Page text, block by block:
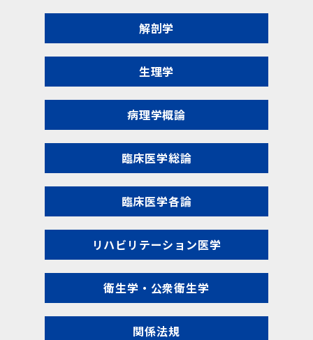
解剖学
生理学
病理学概論
臨床医学総論
臨床医学各論
リハビリテーション医学
衛生学・公衆衛生学
関係法規